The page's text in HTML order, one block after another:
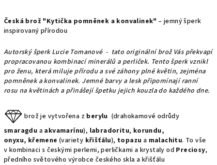
Česká brož "Kytička pomněnek a konvalinek" – jemný šperk
inspirovaný přírodou
Autorský šperk Lucie Tomanové - tato originální brož Vás překvapí
propracovanou kombinací minerálů a perliček. Tento šperk vznikl
pro ženu, která miluje přírodu a své záhony plné květin, zejména
pomněnek a konvalinek. Jemné barvy a lesk připomínají ranní
rosu na květinách a přinášejí špetku jejich kouzla do každého dne.
brož je vytvořena z berylu (drahokamové odrůdy
smaragdu a akvamarínu), labradoritu, korundu,
onyxu, křemene (variety křišťálu), topazu a malachitu. To vše
v kombinaci s českými perlemi, perličkami a krystaly od Preciosy,
předního světového výrobce českého skla a křišťálu